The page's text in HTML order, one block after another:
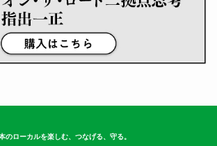
のローカルを楽しむ、つなげる、守る。